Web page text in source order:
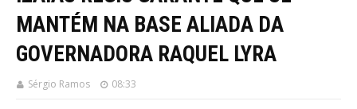
MANTÉM NA BASE ALIADA DA
GOVERNADORA RAQUEL LYRA
Sérgio Ramos 08:33